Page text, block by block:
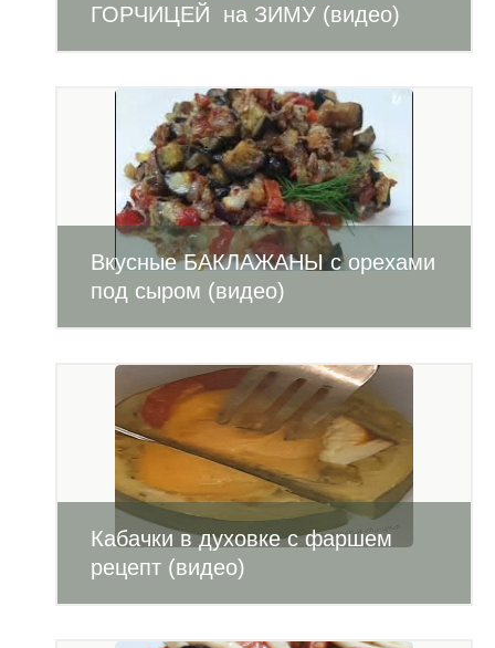
ГОРЧИЦЕЙ на ЗИМУ (видео)
Вкусные БАКЛАЖАНЫ с орехами
под сыром (видео)
Кабачки в духовке с фаршем
рецепт (видео)